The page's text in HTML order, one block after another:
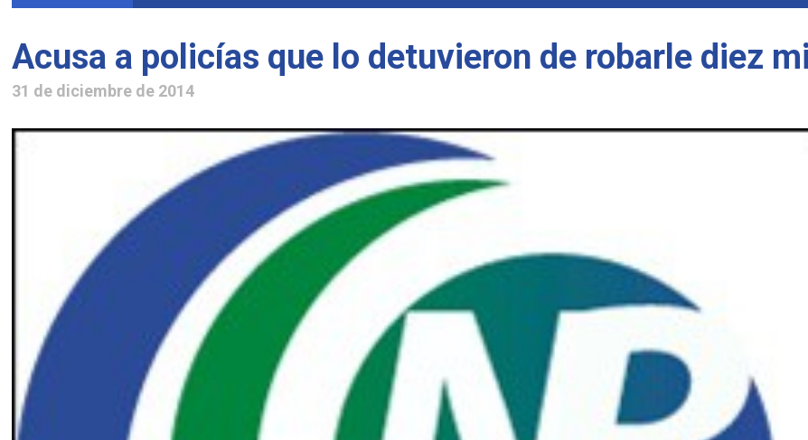
Acusa a policías que lo detuvieron de robarle diez
31 de diciembre de 2014